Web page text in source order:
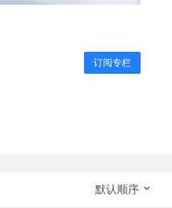
订阅专栏
默认顺序